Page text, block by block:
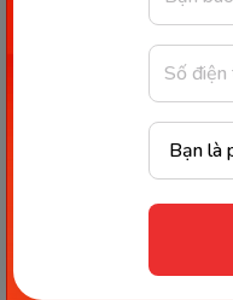
Thông tin trong
mục đích tham
không cần báo
kiểm tra lại qua
hệ trực tiếp với
tình hình thực tế.